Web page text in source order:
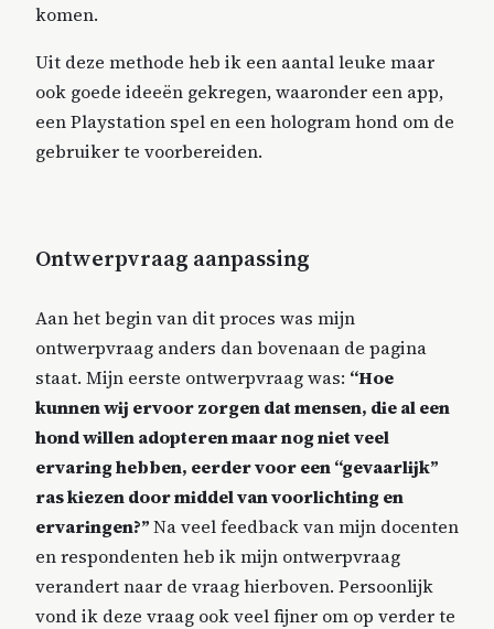
komen.
Uit deze methode heb ik een aantal leuke maar
ook goede ideeën gekregen, waaronder een app,
een Playstation spel en een hologram hond om de
gebruiker te voorbereiden.
Ontwerpvraag aanpassing
Aan het begin van dit proces was mijn
ontwerpvraag anders dan bovenaan de pagina
staat. Mijn eerste ontwerpvraag was: “Hoe
kunnen wij ervoor zorgen dat mensen, die al een
hond willen adopteren maar nog niet veel
ervaring hebben, eerder voor een “gevaarlijk”
ras kiezen door middel van voorlichting en
ervaringen?”Na veel feedback van mijn docenten
en respondenten heb ik mijn ontwerpvraag
verandert naar de vraag hierboven. Persoonlijk
vond ik deze vraag ook veel fijner om op verder te